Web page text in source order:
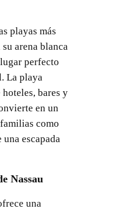
playas más
su arena blanca
perfecto
La playa
bares y
en un
como
una escapada
Nassau
una